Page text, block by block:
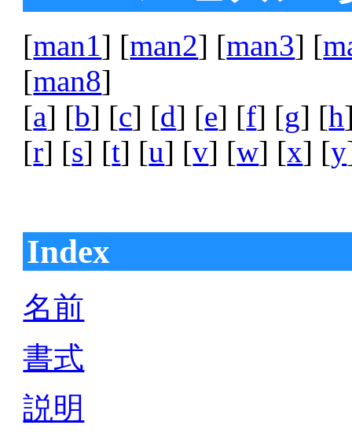
[man1 ] [man2] [man3] [
[man8]
[a] [b] [c] [d] [e] [f] [g] [h
[r] [s] [t] [u] [v] [w] [x] [y
Index
名前
書式
説明